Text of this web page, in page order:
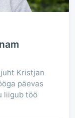
Kristjan
päevas
liigub töö